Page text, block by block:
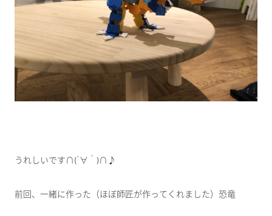
うれしいです∩(´∀｀)∩♪
前回、一緒に作った（ほぼ師匠が作ってくれました）恐竜